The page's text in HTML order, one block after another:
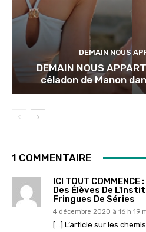
DEMAIN NOUS
DEMAIN NOUS
céladon de Manon
1 COMMENTAIRE
ICI TOUT
Des Élèves De
Fringues De Séries
4 décembre 2020 à 16 h 19
[…] L’article sur les